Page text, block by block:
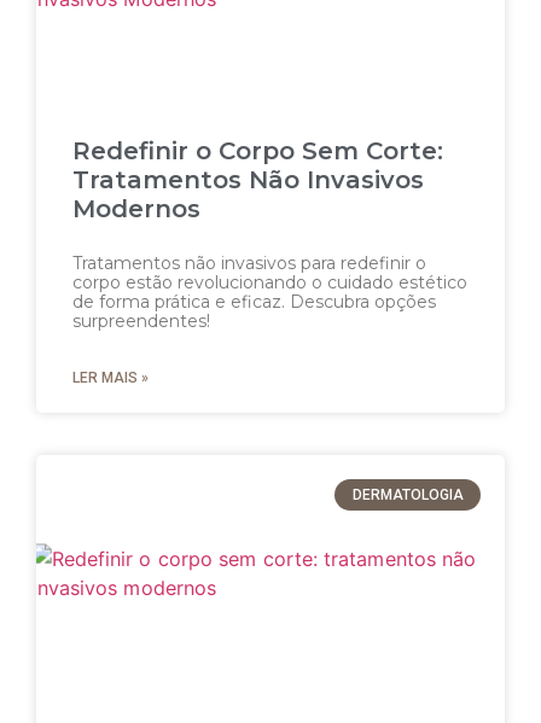
Redefinir o Corpo Sem Corte:
Tratamentos Não Invasivos
Modernos
Tratamentos não invasivos para redefinir o
corpo estão revolucionando o cuidado estético
de forma prática e eficaz. Descubra opções
surpreendentes!
LER MAIS »
DERMATOLOGIA